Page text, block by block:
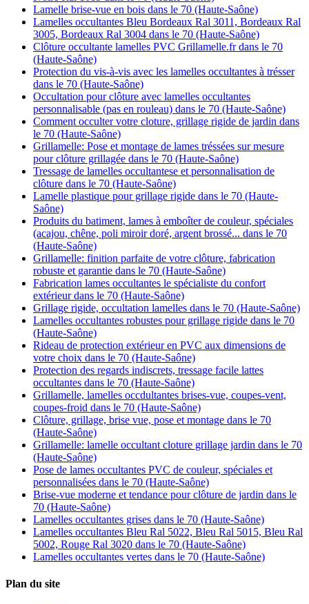
Lamelle brise-vue en bois dans le 70 (Haute-Saône)
Lamelles occultantes Bleu Bordeaux Ral 3011, Bordeaux Ral
3005, Bordeaux Ral 3004 dans le 70 (Haute-Saône)
Clôture occultante lamelles PVC Grillamelle.fr dans le 70
(Haute-Saône)
Protection du vis-à-vis avec les lamelles occultantes à trésser
dans le 70 (Haute-Saône)
Occultation pour clôture avec lamelles occultantes
personnalisable (pas en rouleau) dans le 70 (Haute-Saône)
Comment occulter votre cloture, grillage rigide de jardin dans
le 70 (Haute-Saône)
Grillamelle: Pose et montage de lames tréssées sur mesure
pour clôture grillagée dans le 70 (Haute-Saône)
Tressage de lamelles occultantese et personnalisation de
clôture dans le 70 (Haute-Saône)
Lamelle plastique pour grillage rigide dans le 70 (Haute-
Saône)
Produits du batiment, lames à emboîter de couleur, spéciales
(acajou, chêne, poli miroir doré, argent brossé... dans le 70
(Haute-Saône)
Grillamelle: finition parfaite de votre clôture, fabrication
robuste et garantie dans le 70 (Haute-Saône)
Fabrication lames occultantes le spécialiste du confort
extérieur dans le 70 (Haute-Saône)
Grillage rigide, occultation lamelles dans le 70 (Haute-Saône)
Lamelles occultantes robustes pour grillage rigide dans le 70
(Haute-Saône)
Rideau de protection extérieur en PVC aux dimensions de
votre choix dans le 70 (Haute-Saône)
Protection des regards indiscrets, tressage facile lattes
occultantes dans le 70 (Haute-Saône)
Grillamelle, lamelles occdultantes brises-vue, coupes-vent,
coupes-froid dans le 70 (Haute-Saône)
Clôture, grillage, brise vue, pose et montage dans le 70
(Haute-Saône)
Grillamelle: lamelle occultant cloture grillage jardin dans le 70
(Haute-Saône)
Pose de lames occultantes PVC de couleur, spéciales et
personnalisées dans le 70 (Haute-Saône)
Brise-vue moderne et tendance pour clôture de jardin dans le
70 (Haute-Saône)
Lamelles occultantes grises dans le 70 (Haute-Saône)
Lamelles occultantes Bleu Ral 5022, Bleu Ral 5015, Bleu Ral
5002, Rouge Ral 3020 dans le 70 (Haute-Saône)
Lamelles occultantes vertes dans le 70 (Haute-Saône)
Plan du site